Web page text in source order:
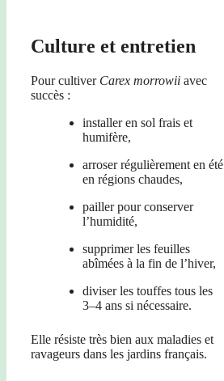
Culture et entretien
Pour cultiver Carex morrowii avec
succès :
installer en sol frais et
humifère,
arroser régulièrement en été
en régions chaudes,
pailler pour conserver
l’humidité,
supprimer les feuilles
abîmées à la fin de l’hiver,
diviser les touffes tous les
3–4 ans si nécessaire.
Elle résiste très bien aux maladies et
ravageurs dans les jardins français.